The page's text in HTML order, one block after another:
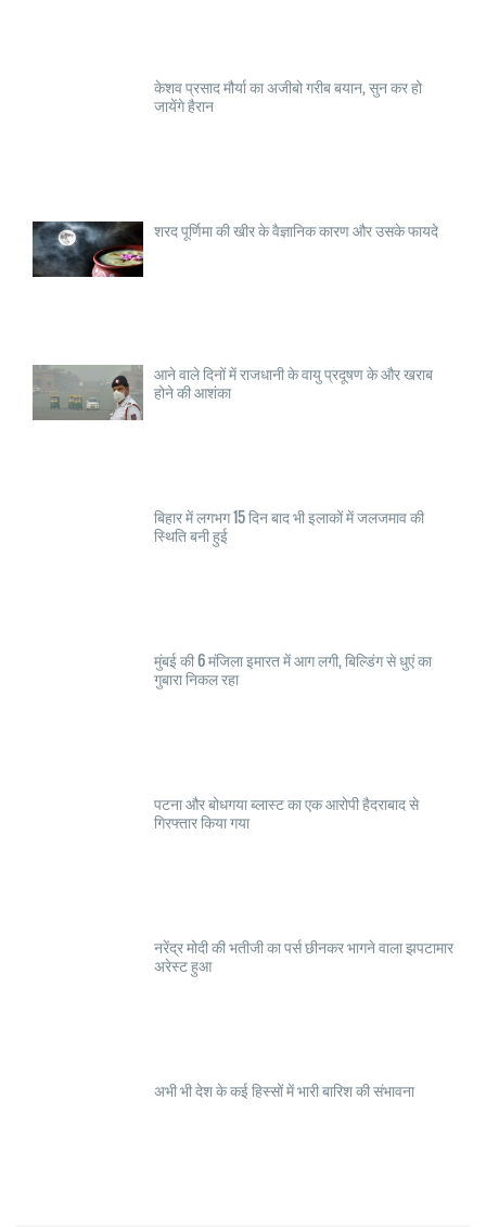
केशव प्रसाद मौर्या का अजीबो गरीब बयान, सुन कर हो
जायेंगे हैरान
शरद पूर्णिमा की खीर के वैज्ञानिक कारण और उसके फायदे
आने वाले दिनों में राजधानी के वायु प्रदूषण के और खराब
होने की आशंका
बिहार में लगभग 15 दिन बाद भी इलाकों में जलजमाव की
स्थिति बनी हुई
मुंबई की 6 मंजिला इमारत में आग लगी, बिल्डिंग से धुएं का
गुबारा निकल रहा
पटना और बोधगया ब्लास्ट का एक आरोपी हैदराबाद से
गिरफ्तार किया गया
नरेंद्र मोदी की भतीजी का पर्स छीनकर भागने वाला झपटामार
अरेस्ट हुआ
अभी भी देश के कई हिस्सों में भारी बारिश की संभावना